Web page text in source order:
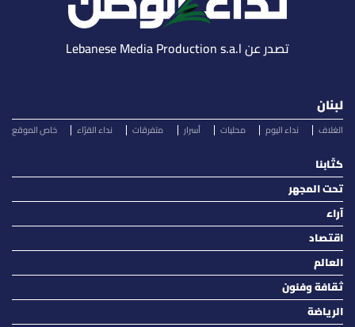
تصدر عن Lebanese Media Production s.a.l
لبنان
الغلاف نداء اليوم محليات أسرار متفرقات نداء القرّاء خاص الموقع
كتّابنا
تحت المجهر
آراء
اقتصاد
العالم
ثقافة وفنون
الرياضة